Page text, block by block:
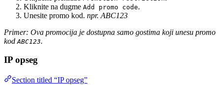
Kliknite na dugme Add promo code.
Unesite promo kod. npr. ABC123
Primer: Ova promocija je dostupna samo gostima koji unesu promo
kod ABC123.
IP opseg
Section titled “IP opseg”